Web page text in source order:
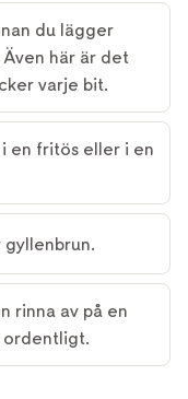
du lägger
här är det
varje bit.
en fritös eller i en
gyllenbrun.
rinna av på en
ordentligt.